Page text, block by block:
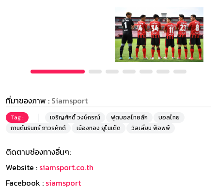
ที่มาของภาพ : Siamsport
Tag : เจริญศักดิ์ วงษ์กรณ์ ฟุตบอลไทยลีก
บอลไทย
กานต์นรินทร์ ถาวรศักดิ์
เมืองทอง ยูไนเต็ด วิลเลี่ยน พ็อพพ์
ติดตามช่องทางอื่นๆ:
Website : siamsport.co.th
Facebook : siamsport